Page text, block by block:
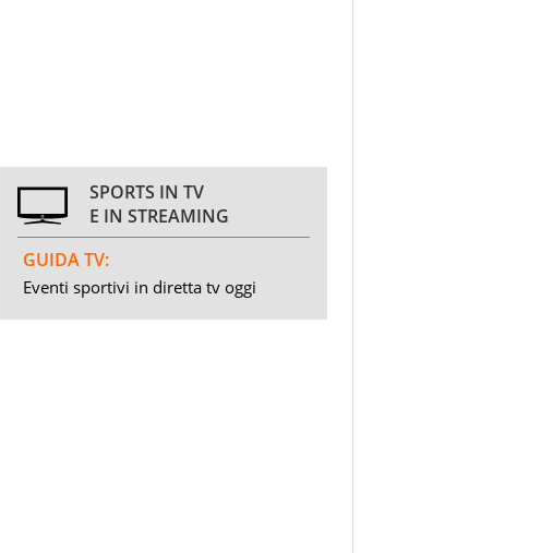
SPORTS IN TV
E IN STREAMING
GUIDA TV:
Eventi sportivi in diretta tv oggi